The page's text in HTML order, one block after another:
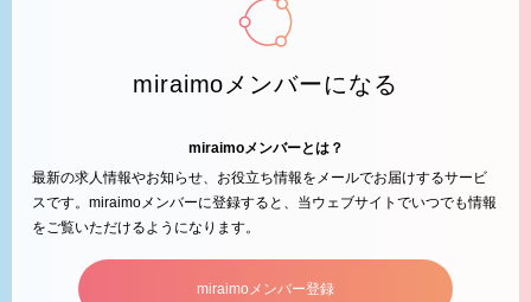
miraimoメンバーになる
miraimoメンバーとは？
最新の求人情報やお知らせ、お役立ち情報をメールでお届けするサービ
スです。miraimoメンバーに登録すると、当ウェブサイトでいつでも情報
をご覧いただけるようになります。
miraimoメンバー登録